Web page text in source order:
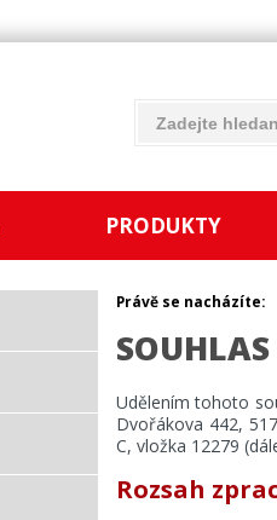
PRODUKTY
Právě se nacházíte:
Udělením tohoto
Dvořákova 442,
C, vložka 12279
Rozsah